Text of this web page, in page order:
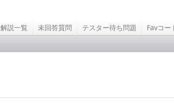
解説一覧 未回答質問 テスター待ち問題 Favコー